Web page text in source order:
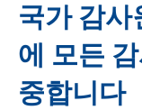
국가 감사
에 모든
중합니다